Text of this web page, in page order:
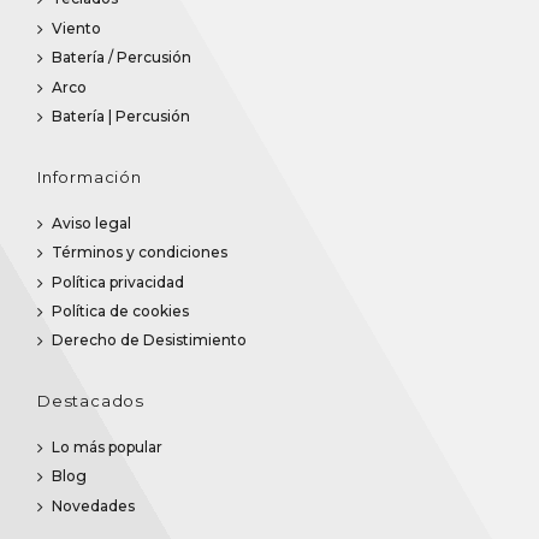
Viento
Batería / Percusión
Arco
Batería | Percusión
Información
Aviso legal
Términos y condiciones
Política privacidad
Política de cookies
Derecho de Desistimiento
Destacados
Lo más popular
Blog
Novedades